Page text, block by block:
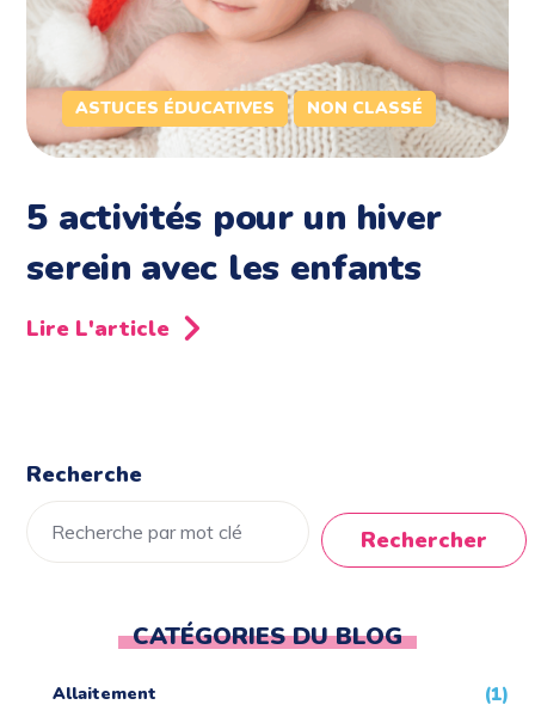
ASTUCES ÉDUCATIVES NON CLASSÉ
5 activités pour un hiver
serein avec les enfants
Lire L'article
Recherche
Rechercher
CATÉGORIES DU BLOG
Allaitement (1)